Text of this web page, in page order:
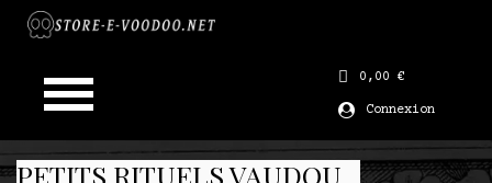
0,00 €
Connexion
PETITS RITUELS VAUDOU